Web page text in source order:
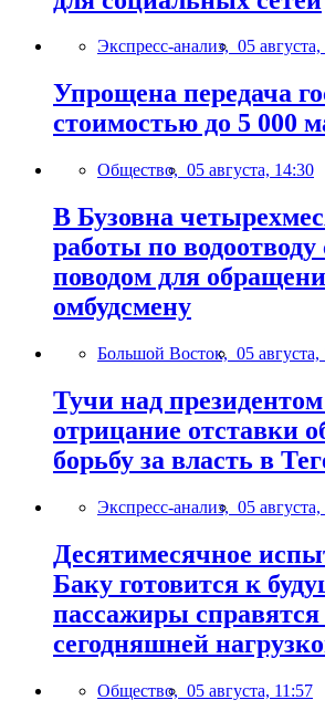
Экспресс-анализ, 05
Упрощена передача
стоимостью до 5 000
Общество, 05 августа, 14:30
В Бузовна
работы по водоотводу
поводом для
омбудсмену
Большой Восток, 05
Тучи над
отрицание отставки
борьбу за власть в
Экспресс-анализ, 05
Десятимесячное
Баку готовится к
пассажиры справятся
сегодняшней
Общество, 05 августа, 11:57